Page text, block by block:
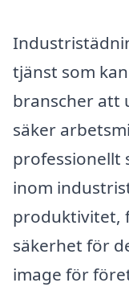
tjänst som
branscher att
säker
professionellt
inom
produktivitet,
säkerhet för
image för